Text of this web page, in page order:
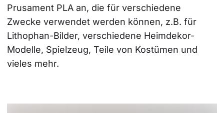
Prusament PLA an, die für verschiedene
Zwecke verwendet werden können, z.B. für
Lithophan-Bilder, verschiedene Heimdekor-
Modelle, Spielzeug, Teile von Kostümen und
vieles mehr.